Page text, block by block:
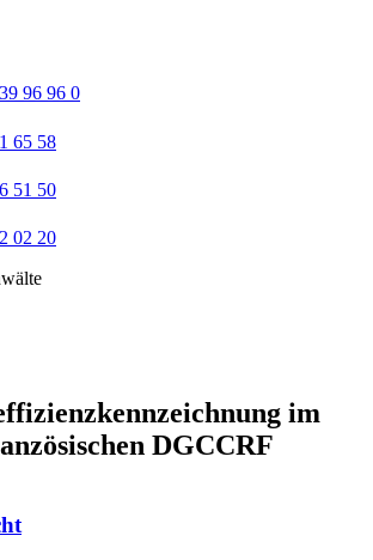
96 96 0
65 58
51 50
02 20
im
DGCCRF